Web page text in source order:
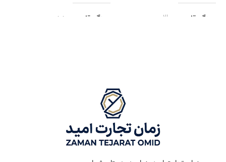
رنگ قاب طلایی
کلاسیک
رنگ قاب دودی
جنس بند
نوع ساعت